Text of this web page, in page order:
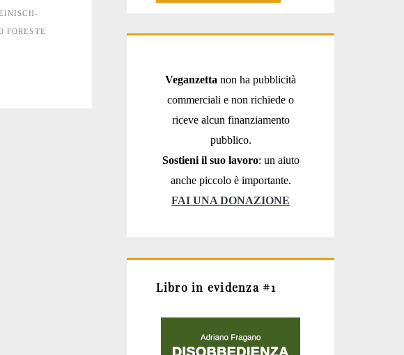
FORESTE
Veganzetta non ha pubblicità
commerciali e non richiede o
riceve alcun finanziamento
pubblico.
Sostieni il suo lavoro: un aiuto
anche piccolo è importante.
FAI UNA DONAZIONE
Libro in evidenza #1